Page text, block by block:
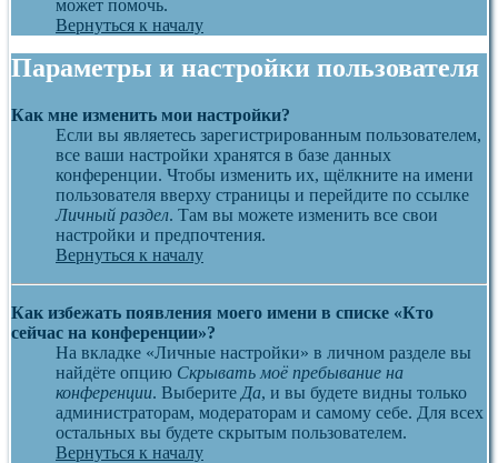
может помочь.
Вернуться к началу
Параметры и настройки пользователя
Как мне изменить мои настройки?
Если вы являетесь зарегистрированным пользователем,
все ваши настройки хранятся в базе данных
конференции. Чтобы изменить их, щёлкните на имени
пользователя вверху страницы и перейдите по ссылке
Личный раздел. Там вы можете изменить все свои
настройки и предпочтения.
Вернуться к началу
Как избежать появления моего имени в списке «Кто
сейчас на конференции»?
На вкладке «Личные настройки» в личном разделе вы
найдёте опцию Скрывать моё пребывание на
конференции. Выберите Да, и вы будете видны только
администраторам, модераторам и самому себе. Для всех
остальных вы будете скрытым пользователем.
Вернуться к началу